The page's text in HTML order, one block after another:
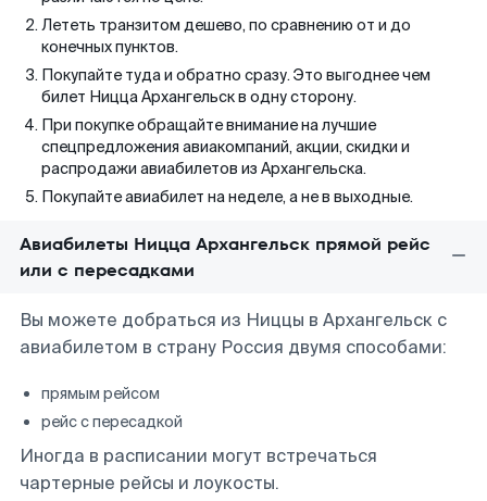
Лететь транзитом дешево, по сравнению от и до
конечных пунктов.
Покупайте туда и обратно сразу. Это выгоднее чем
билет Ницца Архангельск в одну сторону.
При покупке обращайте внимание на лучшие
спецпредложения авиакомпаний, акции, скидки и
распродажи авиабилетов из Архангельска.
Покупайте авиабилет на неделе, а не в выходные.
Авиабилеты Ницца Архангельск прямой рейс
или с пересадками
Вы можете добраться из Ниццы в Архангельск с
авиабилетом в страну Россия двумя способами:
прямым рейсом
рейс с пересадкой
Иногда в расписании могут встречаться
чартерные рейсы и лоукосты.